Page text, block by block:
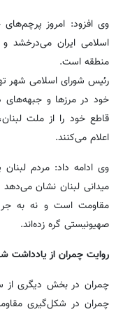
وی افزود: امروز
اسلامی ایران می‌درخشد
منطقه است.
رئیس شورای اسلامی شهر
خود در مرزها و جبهه‌های
قاطع خود را از ملت
اعلام می‌کنند.
وی ادامه داد: مردم لبنان
میدانی لبنان نشان
مقاومت است و نه به
صهیونیستی گره زده‌اند.
روایت چمران از
چمران در بخش دیگری
چمران در شکل‌گیری